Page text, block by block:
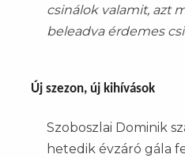
csinálok valamit, azt
beleadva érdemes
Új szezon, új kihívások
Szoboszlai Dominik
hetedik évzáró gála